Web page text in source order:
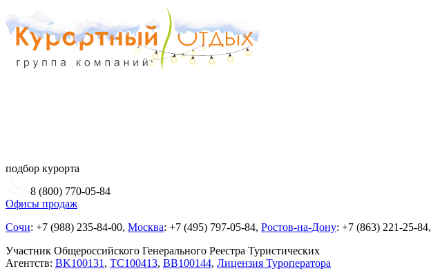
подбор курорта
8 (800) 770-05-84
Офисы продаж
Сочи: +7 (988) 235-84-00, Москва: +7 (495) 797-05-84, Ростов-на-Дону: +7 (863) 221-25-84,
Участник Общероссийского Генерального Реестра Туристических
Агентств: BK100131 , TC100413, BB100144, Лицензия Туроператора